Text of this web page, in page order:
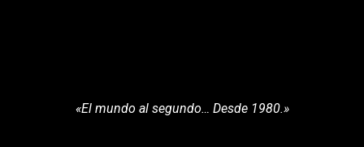
«El mundo al segundo… Desde 1980.»